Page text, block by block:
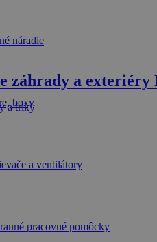
náradie
boxy
a ventilátory
pracovné pomôcky
záhrady a exteriéry
a triky